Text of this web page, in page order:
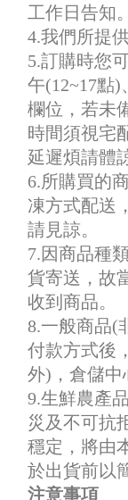
工作日告知。
4.我們所提
5.訂購時您
午(12~17點)
欄位，若未
時間須視宅
延遲煩請體
6.所購買的
凍方式配送
請見諒。
7.因商品種
貨寄送，故
收到商品。
8.一般商品(
付款方式後
外)，倉儲中
9.生鮮農產
災及不可抗
穩定，將由
於出貨前以
注意事項